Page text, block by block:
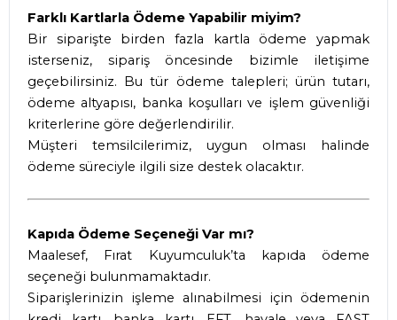
Farklı Kartlarla Ödeme Yapabilir miyim?
Bir siparişte birden fazla kartla ödeme yapmak
isterseniz, sipariş öncesinde bizimle iletişime
geçebilirsiniz. Bu tür ödeme talepleri; ürün tutarı,
ödeme altyapısı, banka koşulları ve işlem güvenliği
kriterlerine göre değerlendirilir.
Müşteri temsilcilerimiz, uygun olması halinde
ödeme süreciyle ilgili size destek olacaktır.
Kapıda Ödeme Seçeneği Var mı?
Maalesef, Fırat Kuyumculuk’ta kapıda ödeme
seçeneği bulunmamaktadır.
Siparişlerinizin işleme alınabilmesi için ödemenin